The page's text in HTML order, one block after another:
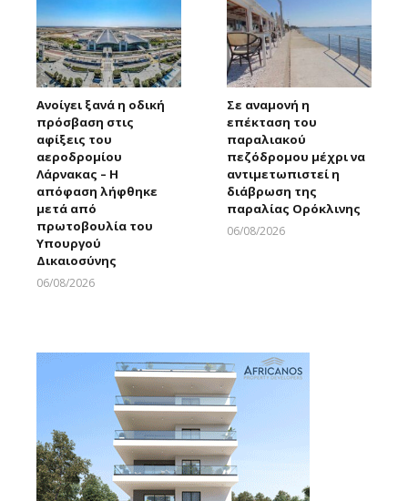
Ανοίγει ξανά η οδική
πρόσβαση στις
αφίξεις του
αεροδρομίου
Λάρνακας – Η
απόφαση λήφθηκε
μετά από
πρωτοβουλία του
Υπουργού
Δικαιοσύνης
06/08/2026
Σε αναμονή η
επέκταση του
παραλιακού
πεζόδρομου μέχρι να
αντιμετωπιστεί η
διάβρωση της
παραλίας Ορόκλινης
06/08/2026